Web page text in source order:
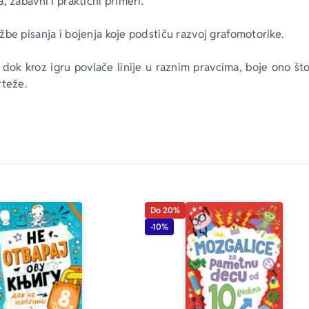
pisanja i bojenja koje podstiču razvoj grafomotorike.
dok kroz igru povlače linije u raznim pravcima, boje ono
primenjuju osnovna saznanja: veličine, oblike,
da se dopune prva znanja.
Do 20%
-10%